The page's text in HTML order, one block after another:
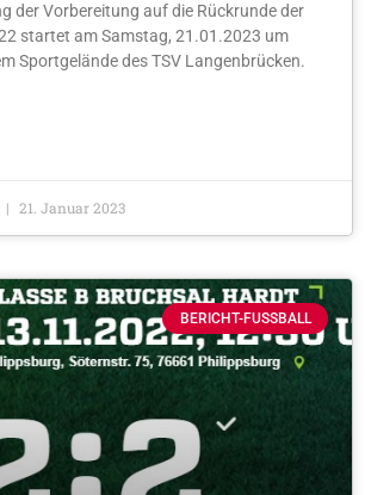
der Vorbereitung auf die Rückrunde der
startet am Samstag, 21.01.2023 um
Sportgelände des TSV Langenbrücken.
21. Januar 2023
BERICHT-FUSSBALL